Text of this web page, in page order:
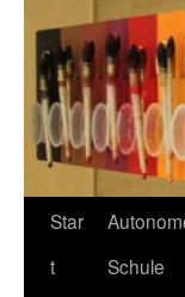
Star
t
Schule